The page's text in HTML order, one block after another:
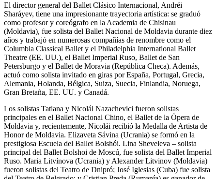
El director general del Ballet Clásico Internacional, Andréi
Sharáyev, tiene una impresionante trayectoria artística: se graduó
como profesor y coreógrafo en la Academia de Chisinau
(Moldavia), fue solista del Ballet Nacional de Moldavia durante diez
años y trabajó en numerosas compañías de renombre como el
Columbia Classical Ballet y el Philadelphia International Ballet
Theatre (EE. UU.), el Ballet Imperial Ruso, Ballet de San
Petersburgo y el Ballet de Moravia (República Checa). Además,
actuó como solista invitado en giras por España, Portugal, Grecia,
Alemania, Holanda, Bélgica, Suiza, Suecia, Finlandia, Noruega,
Gran Bretaña, EE. UU. y Canadá.
Los solistas Tatiana y Nicolái Nazachevici fueron solistas
principales en el Ballet Nacional Chino, el Ballet de la Ópera de
Moldavia y, recientemente, Nicolái recibió la Medalla de Artista de
Honor de Moldavia. Elizaveta Sávina (Ucrania) se formó en la
prestigiosa Escuela del Ballet Bolshói. Lina Sheveleva – solista
principal del Ballet Bolshoi de Moscú, fue solista del Ballet Imperial
Ruso. Maria Litvínova (Ucrania) y Alexander Litvinov (Moldavia)
fueron solistas del Teatro de Dnipró; José Iglesias (Cuba) fue solista